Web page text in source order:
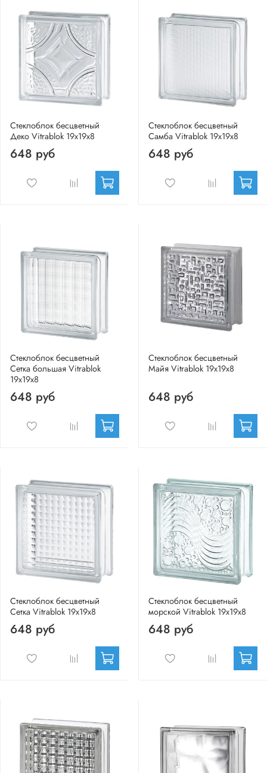
Стеклоблок бесцветный
Деко Vitrablok 19х19х8
648 руб
Стеклоблок бесцветный
Самба Vitrablok 19х19х8
648 руб
Стеклоблок бесцветный
Сетка большая Vitrablok
19х19х8
648 руб
Стеклоблок бесцветный
Майя Vitrablok 19х19х8
648 руб
Стеклоблок бесцветный
Сетка Vitrablok 19х19х8
648 руб
Стеклоблок бесцветный
морской Vitrablok 19х19х8
648 руб